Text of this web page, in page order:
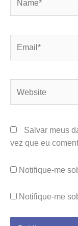
Salvar meus
vez que eu
Notifique-me
Notifique-me